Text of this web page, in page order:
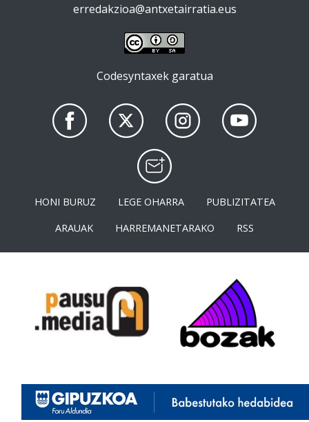
erredakzioa@antxetairratia.eus
Codesyntaxek garatua
HONI BURUZ LEGE OHARRA
PUBLIZITATEA
ARAUAK
HARREMANETARAKO RSS